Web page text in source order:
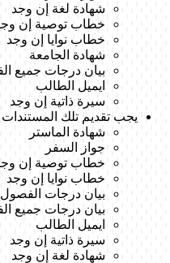
شهادة لغة إن وجد
خطاب توصية إن
خطاب نوايا إن وجد
شهادة الجامعة
بيان درجات جميع
ايميل الطالب
سيرة ذاتية إن وجد
يجب تقديم تلك المستندات
شهادة الماستر
جواز السفر
خطاب توصية إن
خطاب نوايا إن وجد
بيان درجات الفصول
بيان درجات جميع
ايميل الطالب
سيرة ذاتية إن وجد
شهادة لغة إن وجد